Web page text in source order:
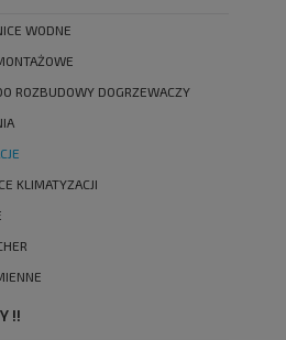
WODNE
ROZBUDOWY DOGRZEWACZY
KLIMATYZACJI
!!